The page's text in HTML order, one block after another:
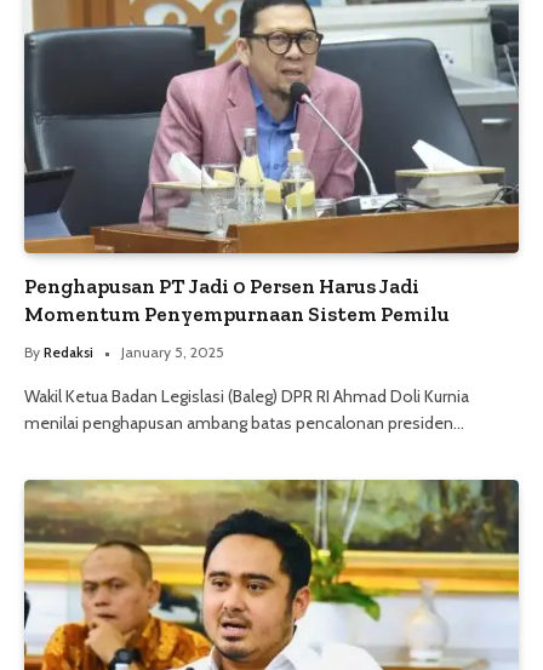
Penghapusan PT Jadi 0 Persen Harus Jadi
Momentum Penyempurnaan Sistem Pemilu
By Redaksi January 5, 2025
Wakil Ketua Badan Legislasi (Baleg) DPR RI Ahmad Doli Kurnia
menilai penghapusan ambang batas pencalonan presiden…